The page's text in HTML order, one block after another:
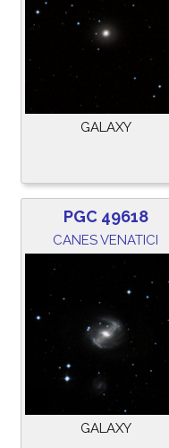
GALAXY
PGC 49618
CANES VENATICI
GALAXY